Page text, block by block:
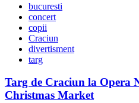
bucuresti
concert
copii
Craciun
divertisment
targ
Targ de Craciun la Opera
Christmas Market